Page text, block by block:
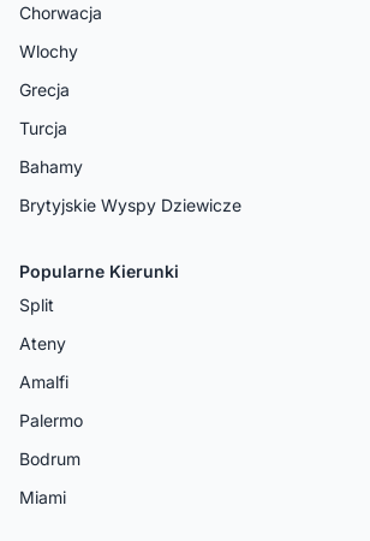
Chorwacja
Wlochy
Grecja
Turcja
Bahamy
Brytyjskie Wyspy Dziewicze
Popularne Kierunki
Split
Ateny
Amalfi
Palermo
Bodrum
Miami